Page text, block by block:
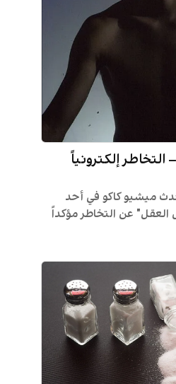
إلكترونياً
ميشيو كاكو في أحد
عن التخاطر مؤكداً